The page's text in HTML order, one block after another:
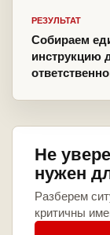
РЕЗУЛЬТАТ
Собираем
инструкцию
Не
нужен
Разберем
критичны